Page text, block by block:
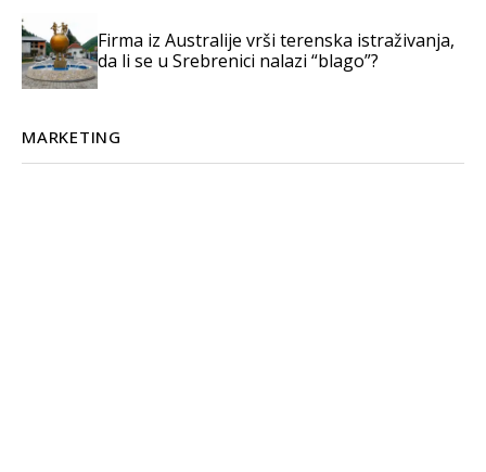
Firma iz Australije vrši terenska istraživanja,
da li se u Srebrenici nalazi “blago”?
MARKETING